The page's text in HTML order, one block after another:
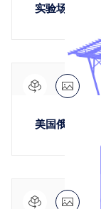
实验场屏蔽钢
美国俄亥俄